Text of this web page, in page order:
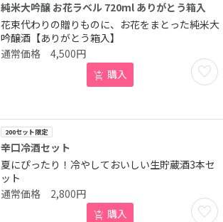
純米大吟醸 お花ラベル 720ml ありがとう箱入
花束代わりの贈りものに、お花をまとった純米大
吟醸酒【ありがとう箱入】
お気
4,500円
購入
200セット限定
辛口冷酒セット
夏にぴったり！冷やしておいしい生貯蔵酒3本セ
ット
お気
2,800円
購入